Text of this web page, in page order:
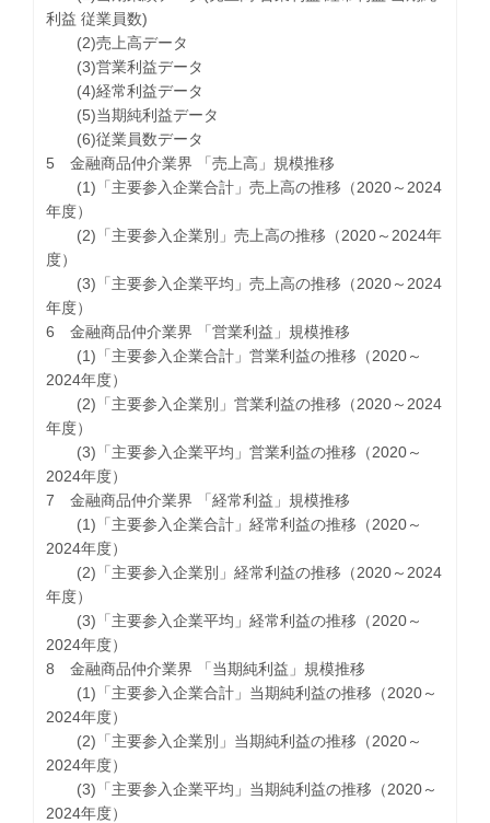
利益 従業員数)
(2)売上高データ
(3)営業利益データ
(4)経常利益データ
(5)当期純利益データ
(6)従業員数データ
5 金融商品仲介業界 「売上高」規模推移
(1)「主要参入企業合計」売上高の推移（2020～2024
年度）
(2)「主要参入企業別」売上高の推移（2020～2024年
度）
(3)「主要参入企業平均」売上高の推移（2020～2024
年度）
6 金融商品仲介業界 「営業利益」規模推移
(1)「主要参入企業合計」営業利益の推移（2020～
2024年度）
(2)「主要参入企業別」営業利益の推移（2020～2024
年度）
(3)「主要参入企業平均」営業利益の推移（2020～
2024年度）
7 金融商品仲介業界 「経常利益」規模推移
(1)「主要参入企業合計」経常利益の推移（2020～
2024年度）
(2)「主要参入企業別」経常利益の推移（2020～2024
年度）
(3)「主要参入企業平均」経常利益の推移（2020～
2024年度）
8 金融商品仲介業界 「当期純利益」規模推移
(1)「主要参入企業合計」当期純利益の推移（2020～
2024年度）
(2)「主要参入企業別」当期純利益の推移（2020～
2024年度）
(3)「主要参入企業平均」当期純利益の推移（2020～
2024年度）